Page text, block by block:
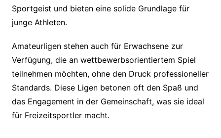
Sportgeist und bieten eine solide Grundlage für
junge Athleten.
Amateurligen stehen auch für Erwachsene zur
Verfügung, die an wettbewerbsorientiertem Spiel
teilnehmen möchten, ohne den Druck professioneller
Standards. Diese Ligen betonen oft den Spaß und
das Engagement in der Gemeinschaft, was sie ideal
für Freizeitsportler macht.